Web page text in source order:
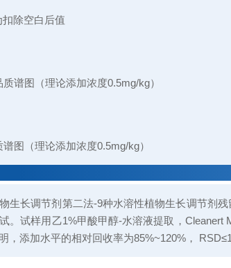
除空白后值
谱图（理论添加浓度0.5mg/kg）
图（理论添加浓度0.5mg/kg）
生长调节剂第二法-9种水溶性植物生长调节剂
。试样用乙1%甲酸甲醇-水溶液提取，
，添加水平的相对回收率为85%~120%， RSD